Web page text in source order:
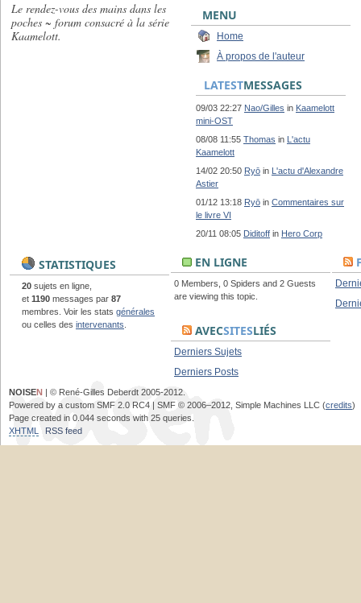
Le rendez-vous des mains dans les
poches ~ forum consacré à la série
Kaamelott.
MENU
Home
À propos de l'auteur
LATESTMESSAGES
09/03 22:27 Nao/Gilles in Kaamelott
mini-OST
08/08 11:55 Thomas in L'actu
Kaamelott
14/02 20:50 Ryō in L'actu d'Alexandre
Astier
01/12 13:18 Ryō in Commentaires sur
le livre VI
20/11 08:05 Diditoff in Hero Corp
STATISTIQUES
20 sujets en ligne,
et 1190 messages par 87
membres. Voir les stats générales
ou celles des intervenants
EN LIGNE
0 Members, 0 Spiders and 2 Guests
are viewing this topic.
AVECSITESLIÉS
Derniers Sujets
Derniers Posts
NOISEN | © René-Gilles Deberdt 2005-2012.
Powered by a custom SMF 2.0 RC4 | SMF © 2006–2012, Simple Machines LLC (credits)
Page created in 0.044 seconds with 25 queries.
XHTML
RSS feed